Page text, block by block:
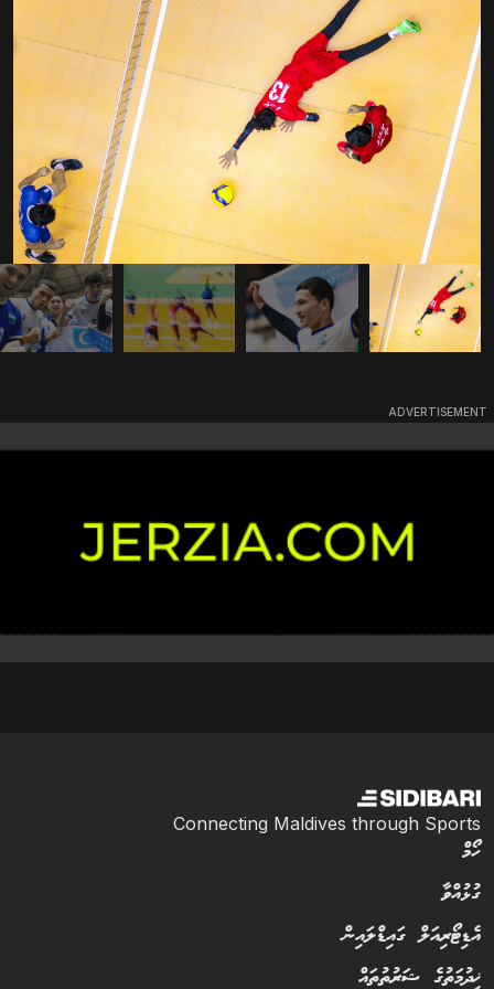
ADVERTISEMENT
Connecting Maldives through Sports
ހޯމް
ގުޅުއްވާ
އެޑިޓޯރިއަލް ގައިޑްލައިން
ޚިދުމަތުގެ ޝަރުތުތައް